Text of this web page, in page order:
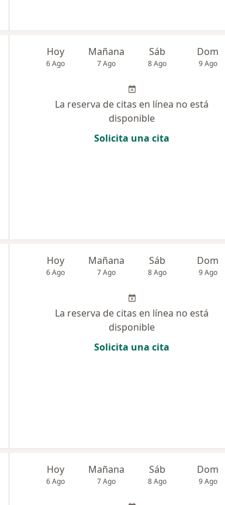
Hoy
6 Ago
Mañana
7 Ago
Sáb
8 Ago
Dom
9 Ago
La reserva de citas en línea no está
disponible
Solicita una cita
Hoy
6 Ago
Mañana
7 Ago
Sáb
8 Ago
Dom
9 Ago
La reserva de citas en línea no está
disponible
Solicita una cita
Hoy
6 Ago
Mañana
7 Ago
Sáb
8 Ago
Dom
9 Ago